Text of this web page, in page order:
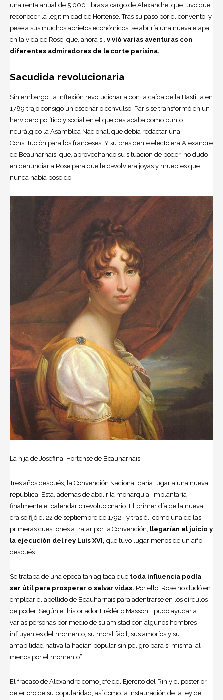
una renta anual de 5.000 libras a cargo de Alexandre, que tuvo que
reconocer la legitimidad de Hortense. Tras su paso por el convento, y
pese a sus muchos aprietos económicos, se abriría una nueva etapa
en la vida de Rose, que, ahora sí, vivió varias aventuras con
diferentes admiradores de la corte parisina.
Sacudida revolucionaria
Sin embargo, la inflexión revolucionaria con la caída de la Bastilla en
1789 trajo consigo un escenario convulso. París se transformó en un
hervidero político y social en el que destacaba como punto
neurálgico la Asamblea Nacional, que debía redactar una
Constitución para los franceses. Y su presidente electo era Alexandre
de Beauharnais, que, aprovechando su situación de poder, no dudó
en denunciar a Rose para que le devolviera joyas y muebles que
nunca había poseído.
La hija de Josefina, Hortense de Beauharnais.
Tres años después, la Convención Nacional daría lugar a una nueva
república. Esta, además de abolir la monarquía, implantaría
finalmente el calendario revolucionario. El primer día de la nueva
era se fijó el 22 de septiembre de 1792… y tras él, como una de las
primeras cuestiones a tratar por la Convención, llegarían el juicio y
la ejecución del rey Luis XVI, que tuvo lugar menos de un año
después.
Se trataba de una época tan agitada que toda influencia podía
ser útil para prosperar o salvar vidas. Por ello, Rose no dudó en
emplear el apellido de Beauharnais para adentrarse en los círculos
de poder. Según el historiador Frédéric Masson, “pudo ayudar a
varias personas por medio de su amistad con algunos hombres
influyentes del momento; su moral fácil, sus amoríos y su
amabilidad nativa la hacían popular sin peligro para sí misma, al
menos por el momento”.
El fracaso de Alexandre como jefe del Ejército del Rin y el posterior
deterioro de su popularidad, así como la instauración de la ley de